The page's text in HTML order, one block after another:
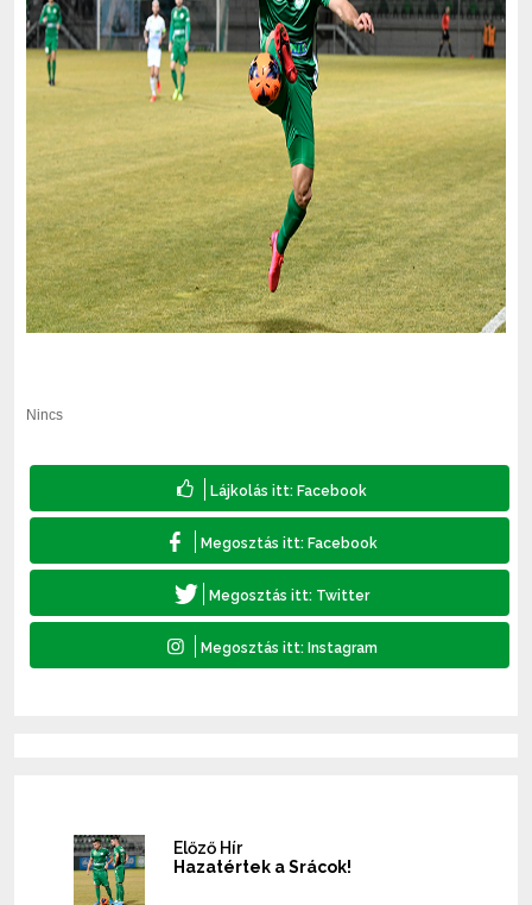
Nincs
Előző Hír
Hazatértek a Srácok!